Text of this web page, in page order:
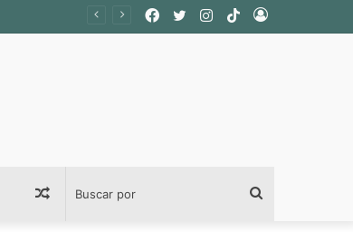
Acceso
TikTok
Instagram
Twitter
Facebook
Publicación